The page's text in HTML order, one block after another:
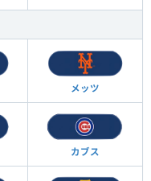
メッツ
カブス